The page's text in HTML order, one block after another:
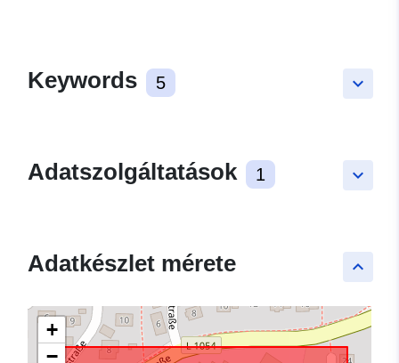
keyboard_arrow_down
Keywords 5
keyboard_arrow_down
Adatszolgáltatások 1
keyboard_arrow_up
Adatkészlet mérete
+
−